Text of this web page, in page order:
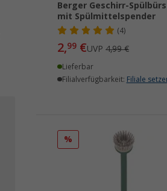
Berger Geschirr-
mit Spülmittelspender
(4)
2,99 €UVP4,99 €
Lieferbar
Filialverfügbarkeit: Filiale
%